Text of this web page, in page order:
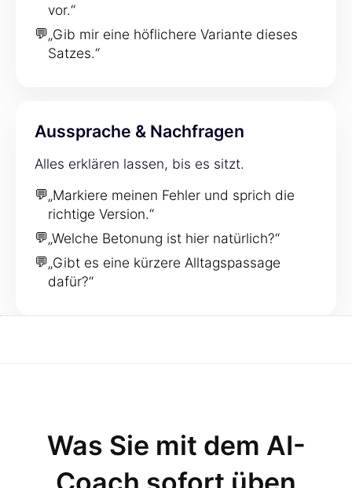
vor.“
💬„Gib mir eine höflichere Variante dieses
Satzes.“
Aussprache & Nachfragen
Alles erklären lassen, bis es sitzt.
💬„Markiere meinen Fehler und sprich die
richtige Version.“
💬„Welche Betonung ist hier natürlich?“
💬„Gibt es eine kürzere Alltagspassage
dafür?“
Was Sie mit dem AI-